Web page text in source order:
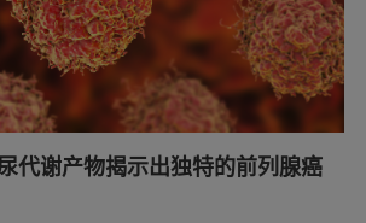
代谢产物揭示出独特的前列腺癌